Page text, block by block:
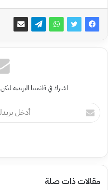
اشترك في قائمتنا البريدية
أدخل
بريدك
مقالات ذات صلة